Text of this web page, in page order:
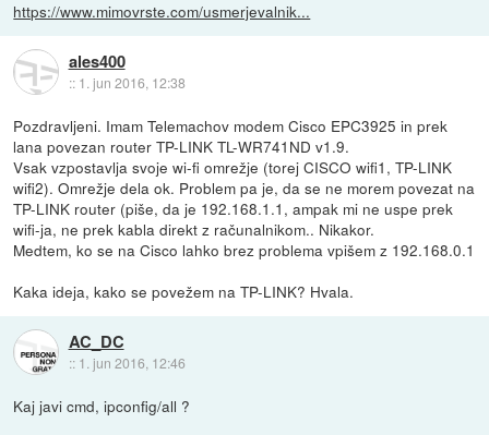
https://www.mimovrste.com/usmerjevalnik...
ales400
:: 1. jun 2016, 12:38
Pozdravljeni. Imam Telemachov modem Cisco EPC3925 in prek
lana povezan router TP-LINK TL-WR741ND v1.9.
Vsak vzpostavlja svoje wi-fi omrežje (torej CISCO wifi1, TP-LINK
wifi2). Omrežje dela ok. Problem pa je, da se ne morem povezat na
TP-LINK router (piše, da je 192.168.1.1, ampak mi ne uspe prek
wifi-ja, ne prek kabla direkt z računalnikom.. Nikakor.
Medtem, ko se na Cisco lahko brez problema vpišem z 192.168.0.1
Kaka ideja, kako se povežem na TP-LINK? Hvala.
AC_DC
:: 1. jun 2016, 12:46
Kaj javi cmd, ipconfig/all ?